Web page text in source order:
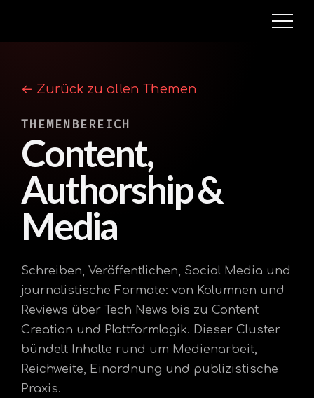
← Zurück zu allen Themen
THEMENBEREICH
Content,
Authorship &
Media
Schreiben, Veröffentlichen, Social Media und
journalistische Formate: von Kolumnen und
Reviews über Tech News bis zu Content
Creation und Plattformlogik. Dieser Cluster
bündelt Inhalte rund um Medienarbeit,
Reichweite, Einordnung und publizistische
Praxis.